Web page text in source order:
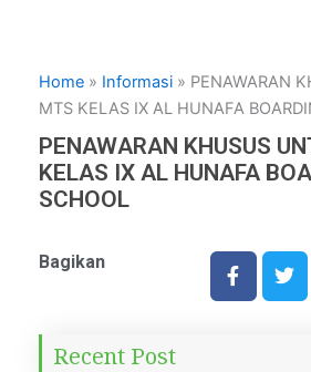
Home» Informasi» PENAWARAN
MTS KELAS IX AL HUNAFA
PENAWARAN KHUSUS
KELAS IX AL HUNAFA
SCHOOL
Bagikan
Recent Post